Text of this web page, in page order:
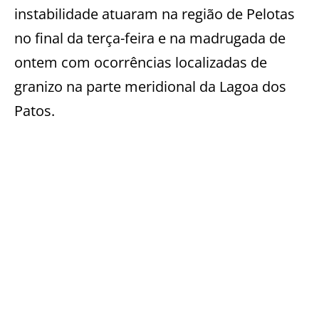
instabilidade atuaram na região de Pelotas
no final da terça-feira e na madrugada de
ontem com ocorrências localizadas de
granizo na parte meridional da Lagoa dos
Patos.